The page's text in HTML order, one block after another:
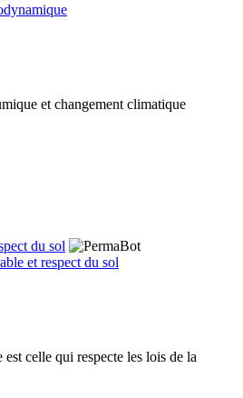
et changement climatique
et respect du sol
celle qui respecte les lois de la